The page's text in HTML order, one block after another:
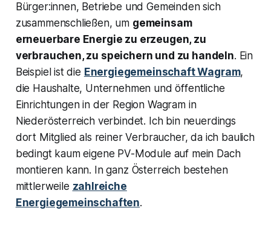
Bürger:innen, Betriebe und Gemeinden sich
zusammenschließen, um gemeinsam
erneuerbare Energie zu erzeugen, zu
verbrauchen, zu speichern und zu handeln. Ein
Beispiel ist die Energiegemeinschaft Wagram,
die Haushalte, Unternehmen und öffentliche
Einrichtungen in der Region Wagram in
Niederösterreich verbindet. Ich bin neuerdings
dort Mitglied als reiner Verbraucher, da ich baulich
bedingt kaum eigene PV-Module auf mein Dach
montieren kann. In ganz Österreich bestehen
mittlerweile zahlreiche
Energiegemeinschaften.